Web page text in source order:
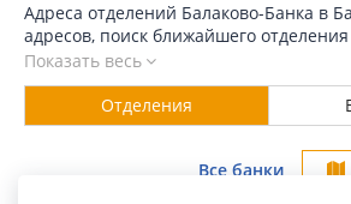
Адреса отделений Балаково-Банка в
адресов, поиск ближайшего
Балакове по адресу, названию. Часы
контактные данные.
Показать весь
Отделения
Все банки